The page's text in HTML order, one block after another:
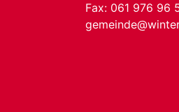
Fax: 061 976 96